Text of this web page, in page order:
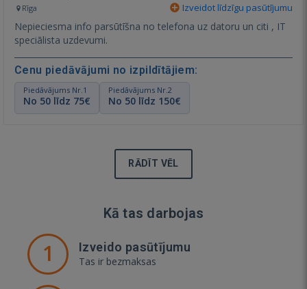
Rīga Izveidot līdzīgu pasūtījumu
Nepieciesma info parsūtīšna no telefona uz datoru un citi , IT
speciālista uzdevumi.
Cenu piedāvājumi no izpildītājiem:
Piedāvājums Nr.1
No 50 līdz 75€
Piedāvājums Nr.2
No 50 līdz 150€
RĀDĪT VĒL
Kā tas darbojas
1 Izveido pasūtījumu
Tas ir bezmaksas